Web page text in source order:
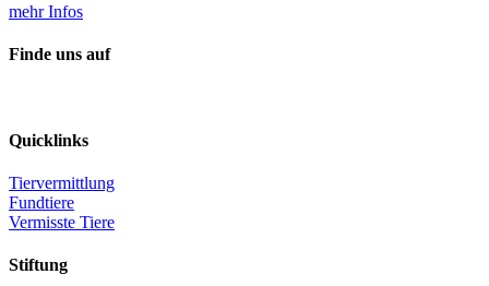
mehr Infos
Finde uns auf
Quicklinks
Tiervermittlung
Fundtiere
Vermisste Tiere
Stiftung